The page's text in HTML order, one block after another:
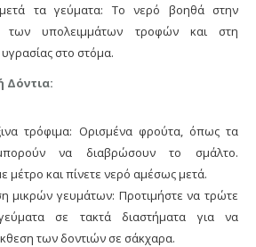
τα γεύματα: Το νερό βοηθά στην
των υπολειμμάτων τροφών και στη
στο στόμα.
Δόντια:
τρόφιμα: Ορισμένα φρούτα, όπως τα
μπορούν να διαβρώσουν το σμάλτο.
μέτρο και πίνετε νερό αμέσως μετά.
μικρών γευμάτων: Προτιμήστε να τρώτε
σε τακτά διαστήματα για να
των δοντιών σε σάκχαρα.